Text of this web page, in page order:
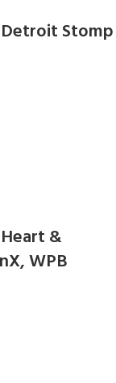
Stomp
&
WPB